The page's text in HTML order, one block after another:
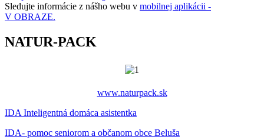
Sledujte informácie z nášho webu v mobilnej aplikácii -
V OBRAZE.
NATUR-PACK
www.naturpack.sk
IDA Inteligentná domáca asistentka
IDA- pomoc seniorom a občanom obce Beluša